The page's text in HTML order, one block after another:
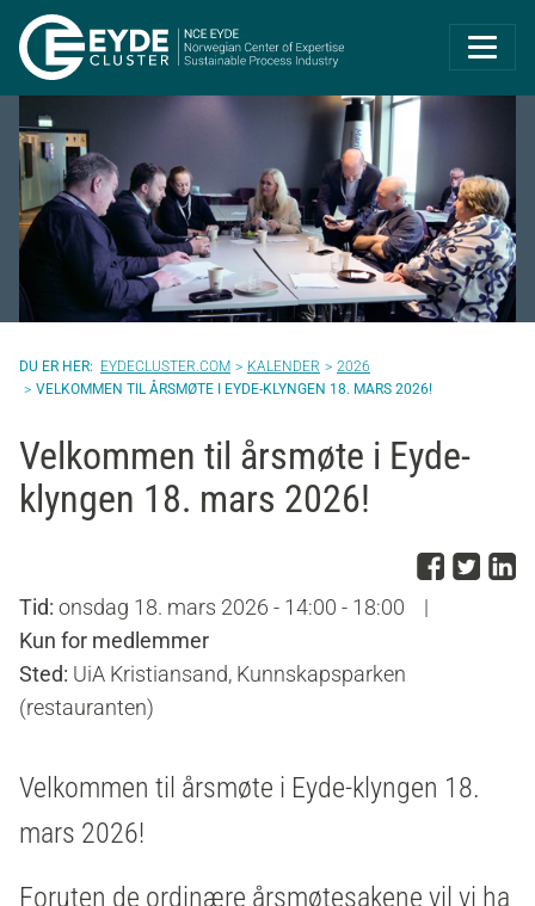
Eyde-Cluster |
EYDECLUSTER.COM KALENDER
2026
VELKOMMEN TIL ÅRSMØTE I EYDE-KLYNGEN 18. MARS 2026!
Velkommen til årsmøte i Eyde-
klyngen 18. mars 2026!
DelDel
Tid: onsdag 18. mars 2026 - 14:00 - 18:00
|
Kun for medlemmer
Sted: UiA Kristiansand, Kunnskapsparken
(restauranten)
Velkommen til årsmøte i Eyde-klyngen 18.
mars 2026!
Foruten de ordinære årsmøtesakene vil vi ha